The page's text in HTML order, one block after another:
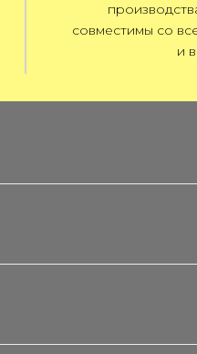
совместимы со
и